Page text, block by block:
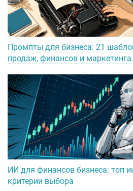
Промпты для бизнеса: 21
продаж, финансов и маркетинга
ИИ для финансов бизнеса: топ
критерии выбора